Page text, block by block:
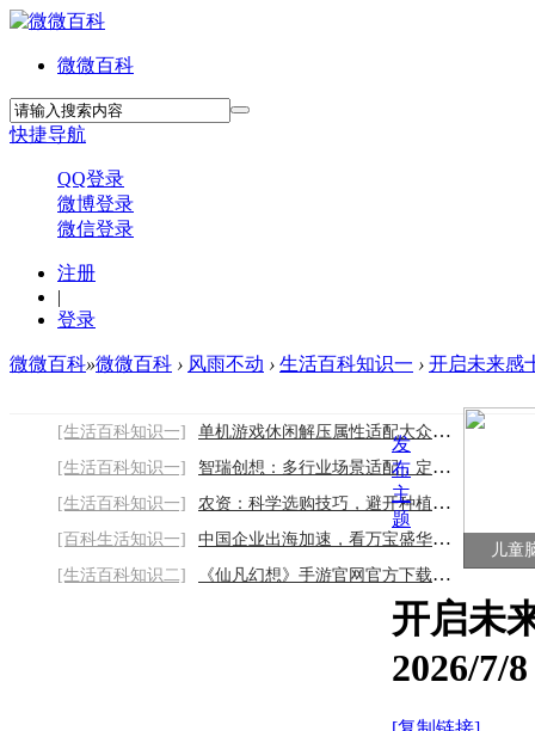
微微百科
快捷导航
QQ登录
微博登录
微信登录
注册
|
登录
微微百科»微微百科 › 风雨不动 › 生活百科知识一 › 开启未来感
[生活百科知识一]
单机游戏休闲解压属性适配大众日常娱乐
[生活百科知识一]
智瑞创想：多行业场景适配，定制专属声誉解
[生活百科知识一]
农资：科学选购技巧，避开种植采购误区
[百科生活知识一]
中国企业出海加速，看万宝盛华如何猎取全球
[生活百科知识二]
《仙凡幻想》手游官网官方下载链接：开启仙
儿童
发
布
主
题
开启未
2026/7/8